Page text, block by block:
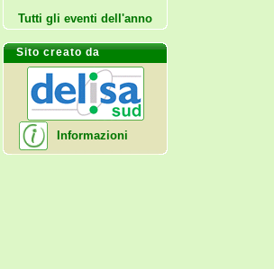
Tutti gli eventi dell'anno
Sito creato da
Informazioni